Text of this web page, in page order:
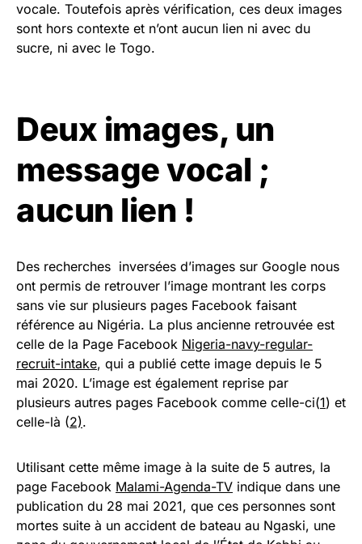
vocale. Toutefois après vérification, ces deux images
sont hors contexte et n’ont aucun lien ni avec du
sucre, ni avec le Togo.
Deux images, un
message vocal ;
aucun lien !
Des recherches inversées d’images sur Google nous
ont permis de retrouver l’image montrant les corps
sans vie sur plusieurs pages Facebook faisant
référence au Nigéria. La plus ancienne retrouvée est
celle de la Page Facebook Nigeria-navy-regular-
recruit-intake, qui a publié cette image depuis le 5
mai 2020. L’image est également reprise par
plusieurs autres pages Facebook comme celle-ci(1) et
celle-là (2).
Utilisant cette même image à la suite de 5 autres, la
page Facebook Malami-Agenda-TV indique dans une
publication du 28 mai 2021, que ces personnes sont
mortes suite à un accident de bateau au Ngaski, une